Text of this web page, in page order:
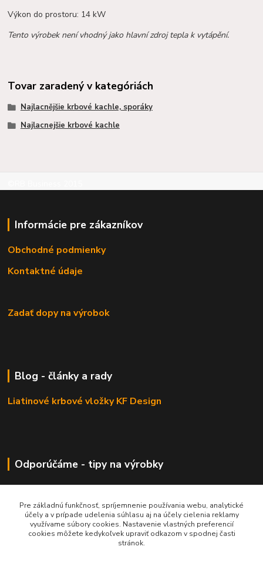
Výkon do prostoru: 14 kW
Tento výrobek není vhodný jako hlavní zdroj tepla k vytápění.
Tovar zaradený v kategóriách
Najlacnějšie krbové kachle, sporáky
Najlacnejšie krbové kachle
Informácie pre zákazníkov
Obchodné podmienky
Kontaktné údaje
Zadať dopy na výrobok
Blog - články a rady
Liatinové krbové vložky KF Design
Odporúčáme - tipy na výrobky
Haas+Sohn - kachle a krby
Pre základnú funkčnosť, spríjemnenie používania webu, analytické
účely a v prípade udelenia súhlasu aj na účely cielenia reklamy
využívame súbory cookies. Nastavenie vlastných preferencií
cookies môžete kedykoľvek upraviť odkazom v spodnej časti
stránok.